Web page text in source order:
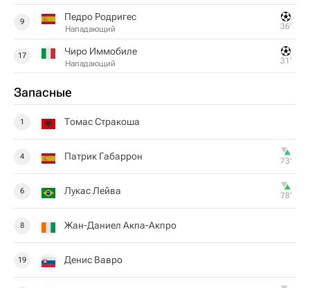
9 Педро Родригес
Нападающий 36‎’‎
17 Чиро Иммобиле
Нападающий 31‎’‎
Запасные
1 Томас Стракоша
4 Патрик Габаррон 73‎’‎
6 Лукас Лейва 78‎’‎
8 Жан-Даниел Акпа-Акпро
19 Денис Вавро